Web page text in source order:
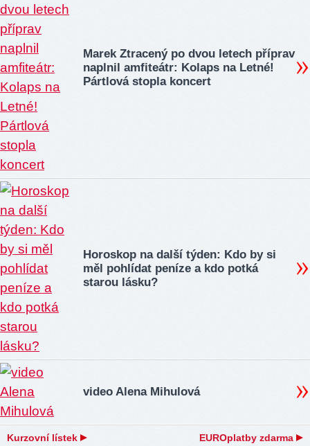
Marek Ztracený po dvou letech příprav
naplnil amfiteátr: Kolaps na Letné!
Pártlová stopla koncert
Horoskop na další týden: Kdo by si
měl pohlídat peníze a kdo potká
starou lásku?
video Alena Mihulová
Kurzovní lístek EUROplatby zdarma